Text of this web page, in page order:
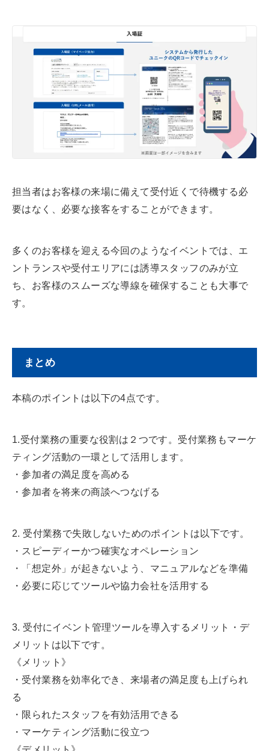
担当者はお客様の来場に備えて受付近くで待機する必
要はなく、必要な接客をすることができます。
多くのお客様を迎える今回のようなイベントでは、エ
ントランスや受付エリアには誘導スタッフのみが立
ち、お客様のスムーズな導線を確保することも大事で
す。
まとめ
本稿のポイントは以下の4点です。
1.受付業務の重要な役割は２つです。受付業務もマーケ
ティング活動の一環として活用します。
・参加者の満足度を高める
・参加者を将来の商談へつなげる
2. 受付業務で失敗しないためのポイントは以下です。
・スピーディーかつ確実なオペレーション
・「想定外」が起きないよう、マニュアルなどを準備
・必要に応じてツールや協力会社を活用する
3. 受付にイベント管理ツールを導入するメリット・デ
メリットは以下です。
《メリット》
・受付業務を効率化でき、来場者の満足度も上げられ
る
・限られたスタッフを有効活用できる
・マーケティング活動に役立つ